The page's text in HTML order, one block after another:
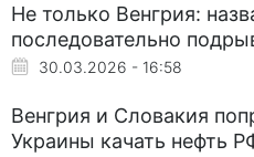
Не только Венгрия:
последовательно
30.03.2026 - 16:58
Венгрия и Словакия
Украины качать нефть